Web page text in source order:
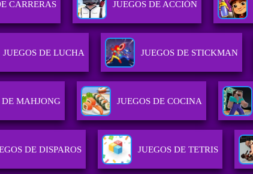
CARRERAS JUEGOS DE ACCIÓN
JUEGOS DE LUCHA JUEGOS DE STICKMAN
DE MAHJONG JUEGOS DE COCINA
DE DISPAROS JUEGOS DE TETRIS